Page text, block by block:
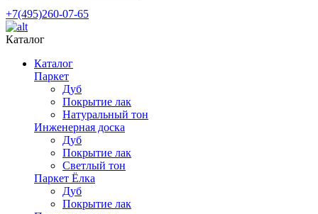
+7(495)260-07-65
Каталог
Каталог
Паркет
Дуб
Покрытие лак
Натуральный тон
Инженерная доска
Дуб
Покрытие лак
Светлый тон
Паркет Ёлка
Дуб
Покрытие лак